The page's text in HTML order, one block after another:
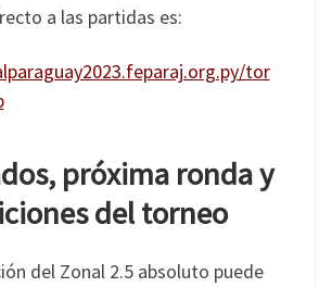
a las partidas es:
tor
próxima ronda y
del torneo
del Zonal 2.5 absoluto puede